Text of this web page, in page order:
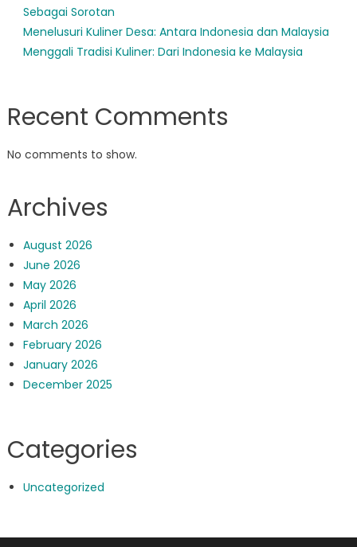
Sebagai Sorotan
Menelusuri Kuliner Desa: Antara Indonesia dan Malaysia
Menggali Tradisi Kuliner: Dari Indonesia ke Malaysia
Recent Comments
No comments to show.
Archives
August 2026
June 2026
May 2026
April 2026
March 2026
February 2026
January 2026
December 2025
Categories
Uncategorized